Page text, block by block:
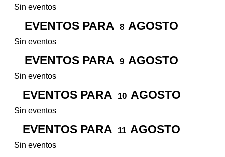
Sin eventos
EVENTOS PARA 8 AGOSTO
Sin eventos
EVENTOS PARA 9 AGOSTO
Sin eventos
EVENTOS PARA 10 AGOSTO
Sin eventos
EVENTOS PARA 11 AGOSTO
Sin eventos